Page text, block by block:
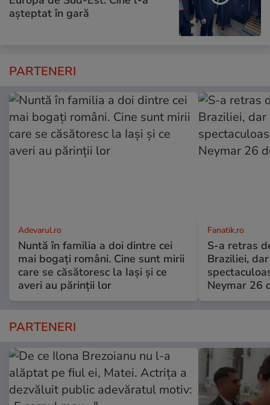
așteptat în gară
PARTENERI
Adevarul.ro
Nuntă în familia a doi dintre cei
mai bogați români. Cine sunt mirii
care se căsătoresc la Iași și ce
averi au părinții lor
Fanatik.ro
S-a retras
Braziliei,
Neymar 26
PARTENERI